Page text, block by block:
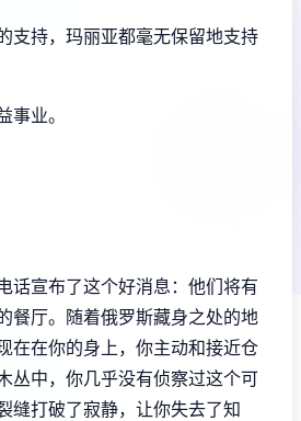
支持，玛丽亚都毫无保留地支持
事业。
话宣布了这个好消息：他们将有
餐厅。随着俄罗斯藏身之处的地
在在你的身上，你主动和接近仓
丛中，你几乎没有侦察过这个可
缝打破了寂静，让你失去了知